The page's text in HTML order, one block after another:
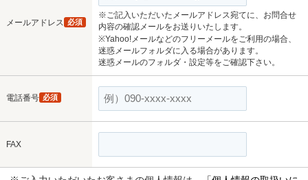
メールアドレス 必須
※ご記入いただいたメールアドレス宛てに、お問合せ
内容の確認メールをお送りいたします。
※Yahoo!メールなどのフリーメールをご利用の場合、
迷惑メールフォルダに入る場合があります。
迷惑メールのフォルダ・設定等をご確認下さい。
電話番号 必須
FAX